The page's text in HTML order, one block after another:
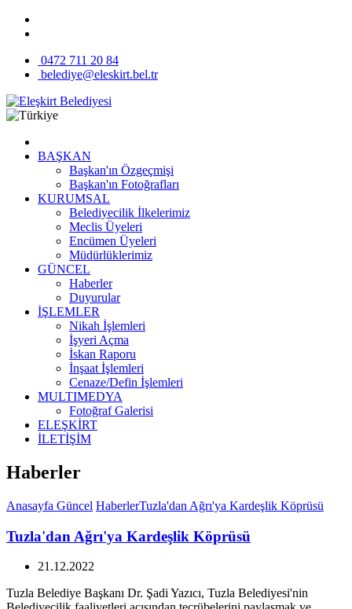
0472 711 20 84
belediye@eleskirt.bel.tr
BAŞKAN
Başkan'ın Özgeçmişi
Başkan'ın Fotoğrafları
KURUMSAL
Belediyecilik İlkelerimiz
Meclis Üyeleri
Encümen Üyeleri
Müdürlüklerimiz
GÜNCEL
Haberler
Duyurular
İŞLEMLER
Nikah İşlemleri
İşyeri Açma
İskan Raporu
İnşaat İşlemleri
Cenaze/Defin İşlemleri
MULTIMEDYA
Fotoğraf Galerisi
ELEŞKİRT
İLETİŞİM
Haberler
Anasayfa Güncel HaberlerTuzla'dan Ağrı'ya Kardeşlik Köprüsü
Tuzla'dan Ağrı'ya Kardeşlik Köprüsü
21.12.2022
Tuzla Belediye Başkanı Dr. Şadi Yazıcı, Tuzla Belediyesi'nin